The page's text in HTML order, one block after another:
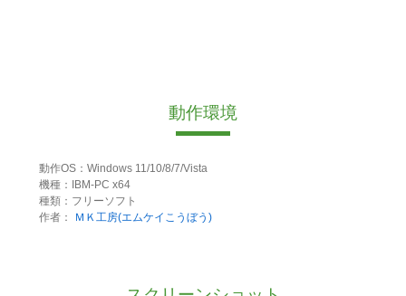
動作環境
動作OS：Windows 11/10/8/7/Vista
機種：IBM-PC x64
種類：フリーソフト
作者：
ＭＫ工房(エムケイこうぼう)